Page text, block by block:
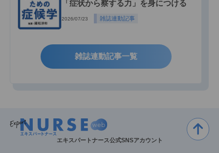
「症状から察する力」を身につける
2026/07/23 雑誌連動記事
雑誌連動記事一覧
エキスパートナース公式SNSアカウント